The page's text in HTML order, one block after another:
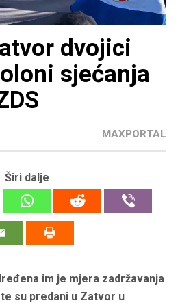
dvojici
sjećanja
MAXPORTAL
Širi dalje
im je mjera zadržavanja
su predani u Zatvor u